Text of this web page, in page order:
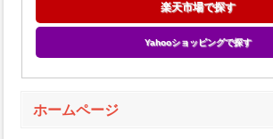
楽天市場で探す
Yahooショッピングで探す
ホームページ